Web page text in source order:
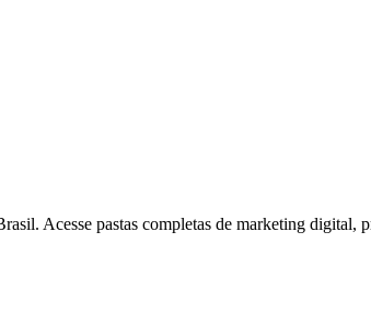
Acesse pastas completas de marketing